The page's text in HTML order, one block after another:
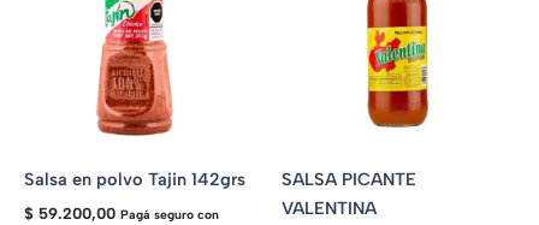
Salsa en polvo Tajin 142grs
$ 59.200,00 Pagá seguro con
SALSA PICANTE
VALENTINA